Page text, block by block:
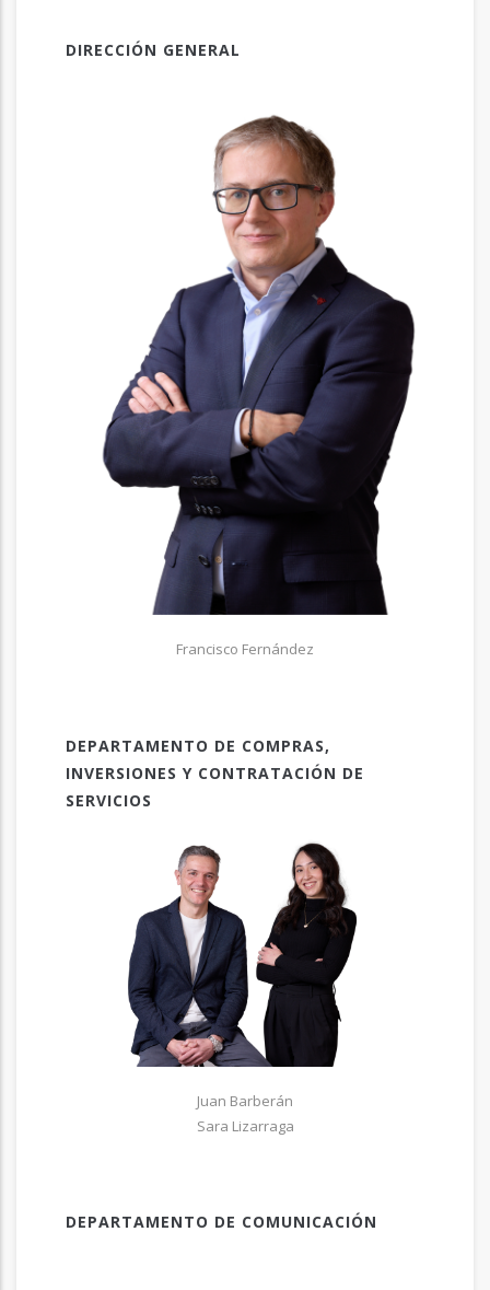
DIRECCIÓN GENERAL
Francisco Fernández
DEPARTAMENTO DE COMPRAS,
INVERSIONES Y CONTRATACIÓN DE
SERVICIOS
Juan Barberán
Sara Lizarraga
DEPARTAMENTO DE COMUNICACIÓN